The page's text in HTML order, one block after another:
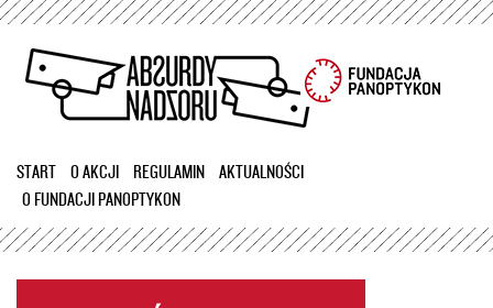
Przejdź
treści
START O AKCJI REGULAMIN
AKTUALNOŚCI
O FUNDACJI PANOPTYKON